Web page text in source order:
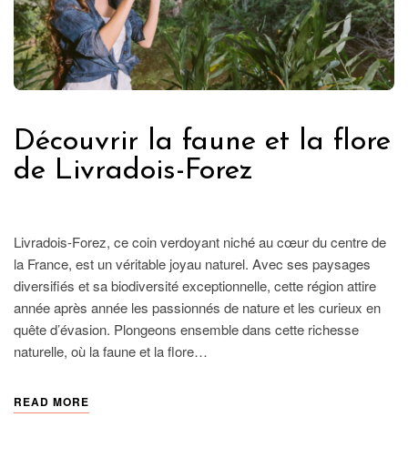
Découvrir la faune et la flore
de Livradois-Forez
Livradois-Forez, ce coin verdoyant niché au cœur du centre de
la France, est un véritable joyau naturel. Avec ses paysages
diversifiés et sa biodiversité exceptionnelle, cette région attire
année après année les passionnés de nature et les curieux en
quête d’évasion. Plongeons ensemble dans cette richesse
naturelle, où la faune et la flore…
READ MORE